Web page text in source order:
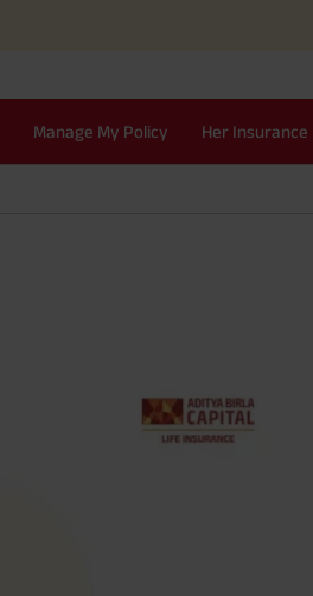
Manage My Policy Her Insurance